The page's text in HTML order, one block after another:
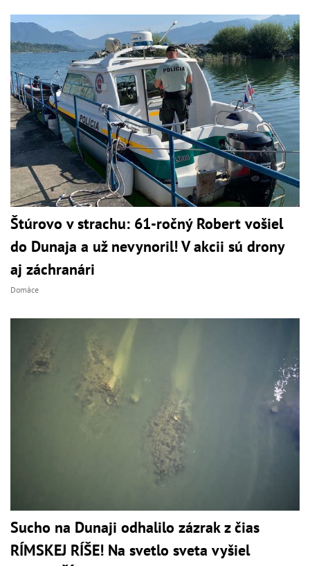
Štúrovo v strachu: 61-ročný Robert vošiel
do Dunaja a už nevynoril! V akcii sú drony
aj záchranári
Domáce
Sucho na Dunaji odhalilo zázrak z čias
RÍMSKEJ RÍŠE! Na svetlo sveta vyšiel